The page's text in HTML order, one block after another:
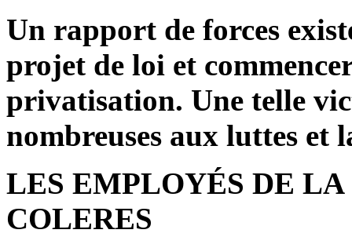
Un rapport de forces
projet de loi et
privatisation. Une telle
nombreuses aux luttes et
LES EMPLOYÉS DE
COLERES